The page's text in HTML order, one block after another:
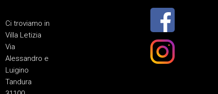
Ci troviamo in
Villa Letizia
Via
Alessandro e
Luigino
Tandura